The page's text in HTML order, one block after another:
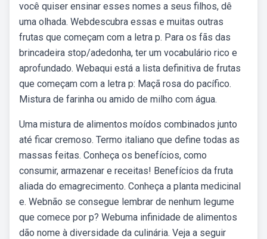
você quiser ensinar esses nomes a seus filhos, dê
uma olhada. Webdescubra essas e muitas outras
frutas que começam com a letra p. Para os fãs das
brincadeira stop/adedonha, ter um vocabulário rico e
aprofundado. Webaqui está a lista definitiva de frutas
que começam com a letra p: Maçã rosa do pacífico.
Mistura de farinha ou amido de milho com água.
Uma mistura de alimentos moídos combinados junto
até ficar cremoso. Termo italiano que define todas as
massas feitas. Conheça os benefícios, como
consumir, armazenar e receitas! Benefícios da fruta
aliada do emagrecimento. Conheça a planta medicinal
e. Webnão se consegue lembrar de nenhum legume
que comece por p? Webuma infinidade de alimentos
dão nome à diversidade da culinária. Veja a seguir